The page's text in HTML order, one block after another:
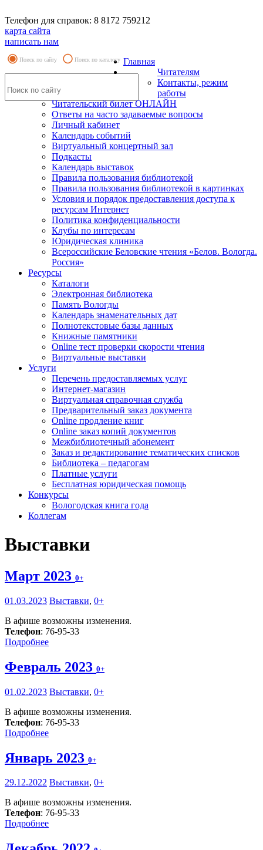
Телефон для справок: 8 8172 759212
карта сайта
написать нам
Поиск по сайту Поиск по каталогу Главная
Читателям
Контакты, режим
работы
Читательский билет ОНЛАЙН
Ответы на часто задаваемые вопросы
Личный кабинет
Календарь событий
Виртуальный концертный зал
Подкасты
Календарь выставок
Правила пользования библиотекой
Правила пользования библиотекой в картинках
Условия и порядок предоставления доступа к
ресурсам Интернет
Политика конфиденциальности
Клубы по интересам
Юридическая клиника
Всероссийские Беловские чтения «Белов. Вологда.
Россия»
Ресурсы
Каталоги
Электронная библиотека
Память Вологды
Календарь знаменательных дат
Полнотекстовые базы данных
Книжные памятники
Online тест проверки скорости чтения
Виртуальные выставки
Услуги
Перечень предоставляемых услуг
Интернет-магазин
Виртуальная справочная служба
Предварительный заказ документа
Online продление книг
Online заказ копий документов
Межбиблиотечный абонемент
Заказ и редактирование тематических списков
Библиотека – педагогам
Платные услуги
Бесплатная юридическая помощь
Конкурсы
Вологодская книга года
Коллегам
Выставки
Март 2023 0+
01.03.2023 Выставки, 0+
В афише возможны изменения.
Телефон: 76-95-33
Подробнее
Февраль 2023 0+
01.02.2023 Выставки, 0+
В афише возможны изменения.
Телефон: 76-95-33
Подробнее
Январь 2023 0+
29.12.2022 Выставки, 0+
В афише возможны изменения.
Телефон: 76-95-33
Подробнее